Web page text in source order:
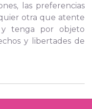
las preferencias
otra que atente
tenga por objeto
y libertades de